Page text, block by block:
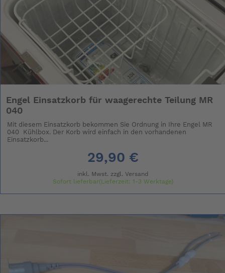
Engel Einsatzkorb für waagerechte Teilung MR
040
Mit diesem Einsatzkorb bekommen Sie Ordnung in Ihre Engel MR
040 Kühlbox. Der Korb wird einfach in den vorhandenen
Einsatzkorb...
29,90 €
inkl. Mwst. zzgl. Versand
Sofort lieferbar(Lieferzeit: 1-3 Werktage)